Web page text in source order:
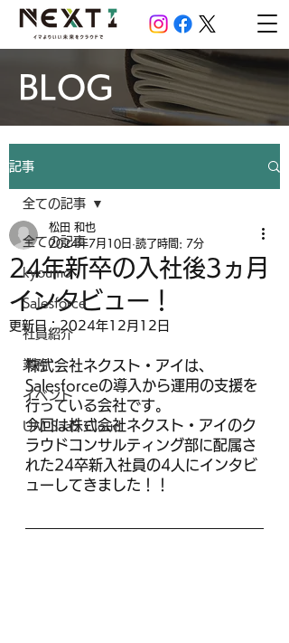
BLOG
記事
全ての記事
kyoumo
Salesforce
社員紹介
業務
イベント
UM SaaS Cloud
全ての記事
24年新卒の入社後3ヵ月
インタビュー！
松田 和也
2024年7月10日 読了時間: 7分
更新日：2024年12月12日
株式会社ネクスト・アイは、
Salesforceの導入から運用の支援を
行っている会社です。
今回は株式会社ネクスト・アイのク
ラウドコンサルティング部に配属さ
れた24卒新入社員の4人にインタビ
ューしてきました！！